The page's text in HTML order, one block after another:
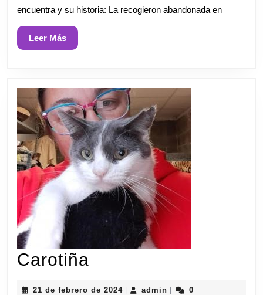
encuentra y su historia: La recogieron abandonada en
Leer MásLeer
Más
Carotiña
21 de febrero de 202421
| admin admin
|
0